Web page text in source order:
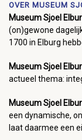
OVER MUSEUM
Museum Sjoel
(on)gewone
1700 in Elburg
Museum Sjoel
actueel thema:
Museum Sjoel
een dynamische,
laat daarmee een